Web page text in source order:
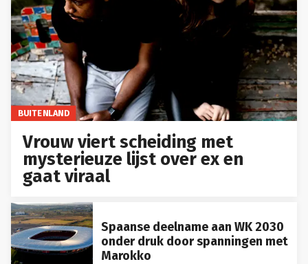
BUITENLAND
Vrouw viert scheiding met
mysterieuze lijst over ex en
gaat viraal
Spaanse deelname aan WK 2030
onder druk door spanningen met
Marokko